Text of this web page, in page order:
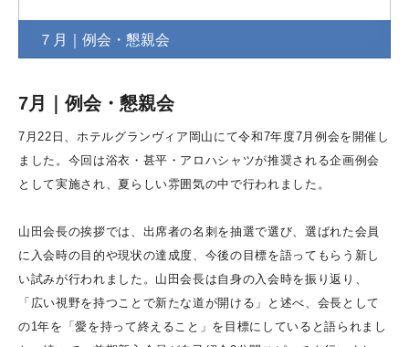
７月｜例会・懇親会
7月｜例会・懇親会
7月22日、ホテルグランヴィア岡山にて令和7年度7月例会を開催し
ました。今回は浴衣・甚平・アロハシャツが推奨される企画例会
として実施され、夏らしい雰囲気の中で行われました。
山田会長の挨拶では、出席者の名刺を抽選で選び、選ばれた会員
に入会時の目的や現状の達成度、今後の目標を語ってもらう新し
い試みが行われました。山田会長は自身の入会時を振り返り、
「広い視野を持つことで新たな道が開ける」と述べ、会長として
の1年を「愛を持って終えること」を目標にしていると語られまし